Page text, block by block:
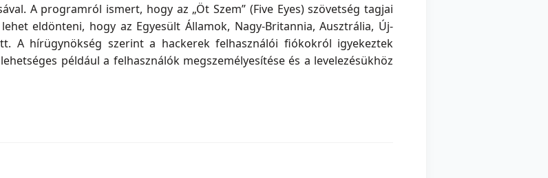
A programról ismert, hogy az „Öt Szem” (Five Eyes) szövetség tagjai
eldönteni, hogy az Egyesült Államok, Nagy-Britannia, Ausztrália, Új-
A hírügynökség szerint a hackerek felhasználói fiókokról igyekeztek
például a felhasználók megszemélyesítése és a levelezésükhöz